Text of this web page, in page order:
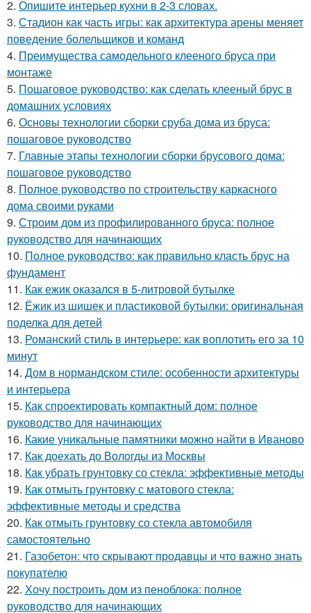
2. Опишите интерьер кухни в 2-3 словах.
3. Стадион как часть игры: как архитектура арены меняет
поведение болельщиков и команд
4. Преимущества самодельного клееного бруса при
монтаже
5. Пошаговое руководство: как сделать клееный брус в
домашних условиях
6. Основы технологии сборки сруба дома из бруса:
пошаговое руководство
7. Главные этапы технологии сборки брусового дома:
пошаговое руководство
8. Полное руководство по строительству каркасного
дома своими руками
9. Строим дом из профилированного бруса: полное
руководство для начинающих
10. Полное руководство: как правильно класть брус на
фундамент
11. Как ежик оказался в 5-литровой бутылке
12. Ёжик из шишек и пластиковой бутылки: оригинальная
поделка для детей
13. Романский стиль в интерьере: как воплотить его за 10
минут
14. Дом в нормандском стиле: особенности архитектуры
и интерьера
15. Как спроектировать компактный дом: полное
руководство для начинающих
16. Какие уникальные памятники можно найти в Иваново
17. Как доехать до Вологды из Москвы
18. Как убрать грунтовку со стекла: эффективные методы
19. Как отмыть грунтовку с матового стекла:
эффективные методы и средства
20. Как отмыть грунтовку со стекла автомобиля
самостоятельно
21. Газобетон: что скрывают продавцы и что важно знать
покупателю
22. Хочу построить дом из пеноблока: полное
руководство для начинающих